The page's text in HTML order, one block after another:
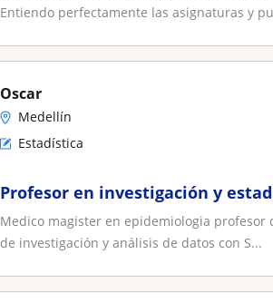
Entiendo perfectamente las asignaturas y
Oscar
Medellín
Estadística
Profesor en investigación y
Medico magister en epidemiologia profesor
de investigación y análisis de datos con S...